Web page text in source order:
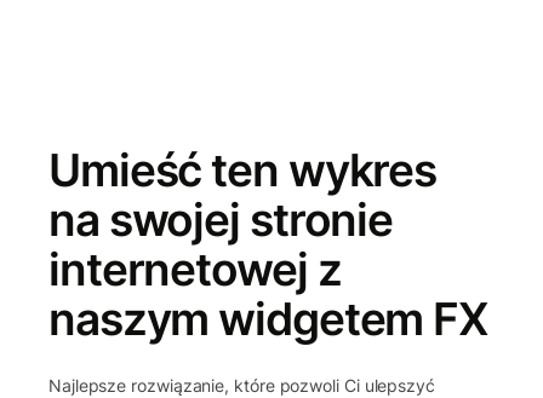
Umieść ten wykres
na swojej stronie
internetowej z
naszym widgetem FX
Najlepsze rozwiązanie, które pozwoli Ci ulepszyć